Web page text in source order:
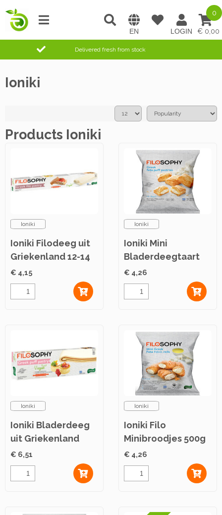
0,00
0
Delivered fresh from stock
Ioniki
Products Ioniki
Ioniki
Ioniki Filodeeg uit
Griekenland 12-14
vel 500g
€ 4,15
Ioniki
Ioniki Mini
Bladerdeegtaart
500g
€ 4,26
Ioniki
Ioniki Bladerdeeg
uit Griekenland
2x425g
€ 6,51
Ioniki
Ioniki Filo
Minibroodjes 500g
€ 4,26